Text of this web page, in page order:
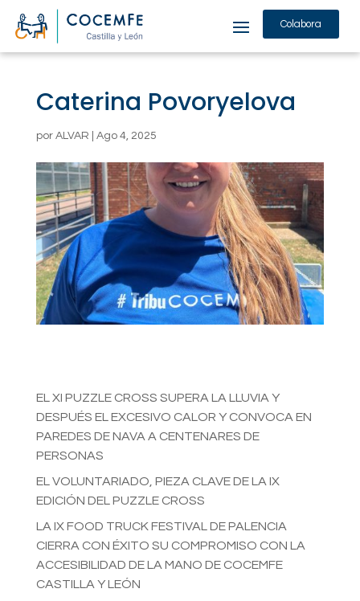
Colabora
Caterina Povoryelova
por ALVAR Ago 4, 2025
EL XI PUZZLE CROSS SUPERA LA LLUVIA Y
DESPUÉS EL EXCESIVO CALOR Y CONVOCA EN
PAREDES DE NAVA A CENTENARES DE
PERSONAS
EL VOLUNTARIADO, PIEZA CLAVE DE LA IX
EDICIÓN DEL PUZZLE CROSS
LA IX FOOD TRUCK FESTIVAL DE PALENCIA
CIERRA CON ÉXITO SU COMPROMISO CON LA
ACCESIBILIDAD DE LA MANO DE COCEMFE
CASTILLA Y LEÓN